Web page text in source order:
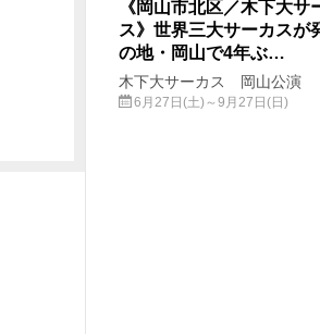
《岡山市北区／木下大サ
ス》世界三大サーカスが
の地・岡山で4年ぶ…
木下大サーカス 岡山公演
6月27日(土)～9月27日(日)